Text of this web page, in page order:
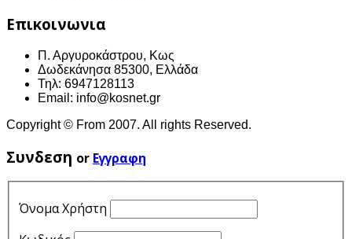
Επικοινωνια
Π. Αργυροκάστρου, Κως
Δωδεκάνησα 85300, Ελλάδα
Τηλ: 6947128113
Email: info@kosnet.gr
Copyright © From 2007. All rights Reserved.
Συνδεση or Εγγραφη
Όνομα Χρήστη